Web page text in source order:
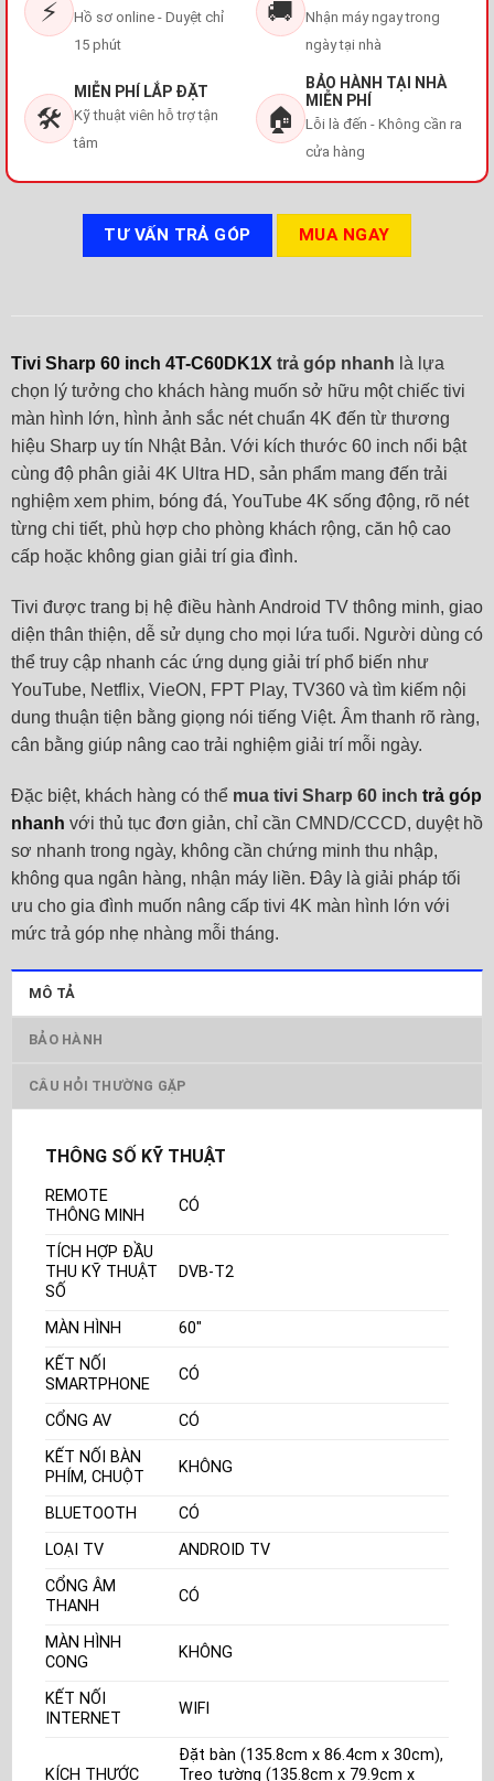
⚡
Hồ sơ online - Duyệt chỉ
15 phút
🚚
Nhận máy ngay trong
ngày tại nhà
🛠️
MIỄN PHÍ LẮP ĐẶT
Kỹ thuật viên hỗ trợ tận
tâm
🏠
BẢO HÀNH TẠI NHÀ
MIỄN PHÍ
Lỗi là đến - Không cần ra
cửa hàng
TƯ VẤN TRẢ GÓP MUA NGAY
Tivi Sharp 60 inch 4T-C60DK1X trả góp nhanh là lựa
chọn lý tưởng cho khách hàng muốn sở hữu một chiếc tivi
màn hình lớn, hình ảnh sắc nét chuẩn 4K đến từ thương
hiệu Sharp uy tín Nhật Bản. Với kích thước 60 inch nổi bật
cùng độ phân giải 4K Ultra HD, sản phẩm mang đến trải
nghiệm xem phim, bóng đá, YouTube 4K sống động, rõ nét
từng chi tiết, phù hợp cho phòng khách rộng, căn hộ cao
cấp hoặc không gian giải trí gia đình.
Tivi được trang bị hệ điều hành Android TV thông minh, giao
diện thân thiện, dễ sử dụng cho mọi lứa tuổi. Người dùng có
thể truy cập nhanh các ứng dụng giải trí phổ biến như
YouTube, Netflix, VieON, FPT Play, TV360 và tìm kiếm nội
dung thuận tiện bằng giọng nói tiếng Việt. Âm thanh rõ ràng,
cân bằng giúp nâng cao trải nghiệm giải trí mỗi ngày.
Đặc biệt, khách hàng có thể mua tivi Sharp 60 inch trả góp
nhanh với thủ tục đơn giản, chỉ cần CMND/CCCD, duyệt hồ
sơ nhanh trong ngày, không cần chứng minh thu nhập,
không qua ngân hàng, nhận máy liền. Đây là giải pháp tối
ưu cho gia đình muốn nâng cấp tivi 4K màn hình lớn với
mức trả góp nhẹ nhàng mỗi tháng.
MÔ TẢ
BẢO HÀNH
CÂU HỎI THƯỜNG GẶP
THÔNG SỐ KỸ THUẬT
REMOTE
THÔNG MINH
CÓ
TÍCH HỢP ĐẦU
THU KỸ THUẬT
SỐ
DVB-T2
MÀN HÌNH
60"
KẾT NỐI
SMARTPHONE
CÓ
CỔNG AV
CÓ
KẾT NỐI BÀN
PHÍM, CHUỘT
KHÔNG
BLUETOOTH
CÓ
LOẠI TV
ANDROID TV
CỔNG ÂM
THANH
CÓ
MÀN HÌNH
CONG
KHÔNG
KẾT NỐI
INTERNET
WIFI
KÍCH THƯỚC
Đặt bàn (135.8cm x 86.4cm x 30cm),
Treo tường (135.8cm x 79.9cm x